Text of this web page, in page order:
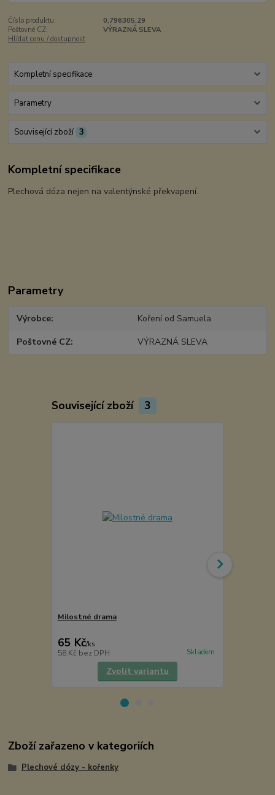
Číslo produktu:
0,796305,29
Poštovné CZ:
VÝRAZNÁ SLEVA
Hlídat cenu / dostupnost
Kompletní specifikace
Parametry
Související zboží 3
Kompletní specifikace
Plechová dóza nejen na valentýnské překvapení.
Parametry
Výrobce Koření od Samuela
Poštovné CZ VÝRAZNÁ SLEVA
Související zboží 3
Milostné drama
65 Kč/ks
58 Kč bez DPH Skladem
Zvolit variantu
Zboží zařazeno v kategoriích
Plechové dózy - kořenky